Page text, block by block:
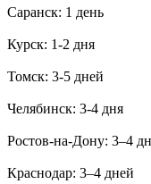
Саранск: 1 день
Курск: 1-2 дня
Томск: 3-5 дней
Челябинск: 3-4 дня
Ростов-на-Дону: 3–4
Краснодар: 3–4 дней